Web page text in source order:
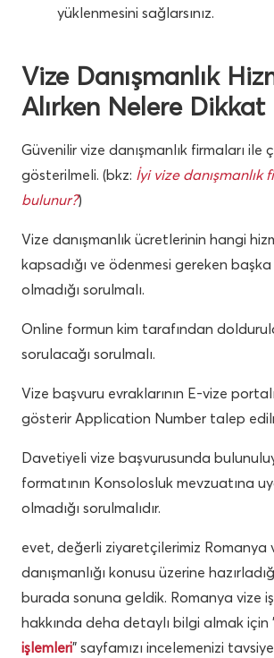
yüklenmesini sağlarsınız.
Vize Danışmanlık
Alırken Nelere Dikkat
Güvenilir vize danışmanlık firmaları ile
gösterilmeli. (bkz: İyi vize danışmanlık
bulunur?)
Vize danışmanlık ücretlerinin hangi
kapsadığı ve ödenmesi gereken
olmadığı sorulmalı.
Online formun kim tarafından
sorulacağı sorulmalı.
Vize başvuru evraklarının E-vize
gösterir Application Number talep
Davetiyeli vize başvurusunda
formatının Konsolosluk mevzuatına
olmadığı sorulmalıdır.
evet, değerli ziyaretçilerimiz Romanya
danışmanlığı konusu üzerine
burada sonuna geldik. Romanya vize
hakkında deha detaylı bilgi almak için
işlemleri” sayfamızı incelemenizi